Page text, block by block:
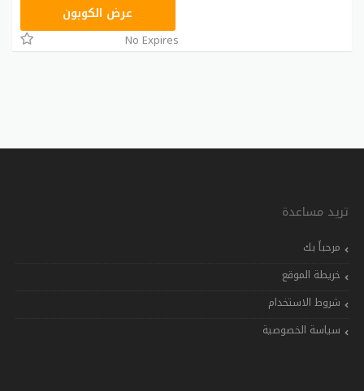
عرض الكوبون
No Expires
تريد مساعدة
مرحباً بك
خريطة الموقع
شروط الاستخدام
سياسة الخصوصية